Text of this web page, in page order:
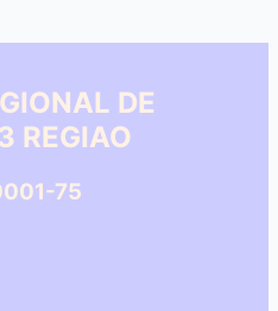
DE
REGIAO
75